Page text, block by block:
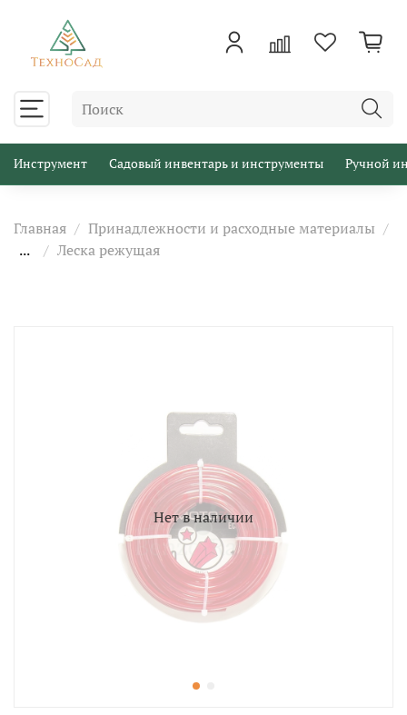
Инструмент Садовый инвентарь и инструменты Ручной
Главная
Принадлежности и расходные материалы
...
Леска режущая
Нет в наличии